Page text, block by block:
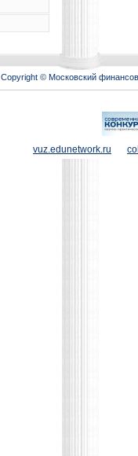
Copyright © Московский
vuz.edunetwork.ru